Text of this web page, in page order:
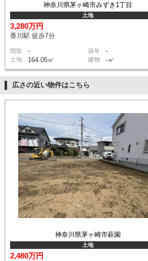
神奈川県茅ヶ崎市みずき1丁目
土地
3,280万円
香川駅 徒歩7分
間取 - 築年 -
土地 164.05㎡ 建物 -㎡
広さの近い物件はこちら
神奈川県茅ヶ崎市萩園
土地
2,480万円